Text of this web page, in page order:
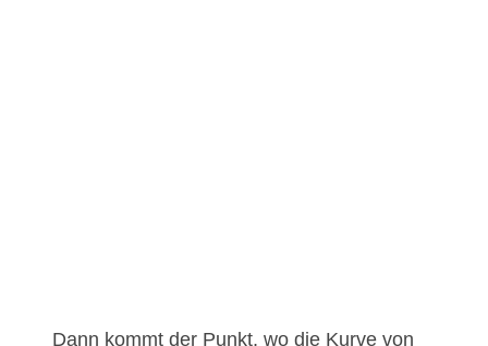
Dann kommt der Punkt, wo die Kurve von